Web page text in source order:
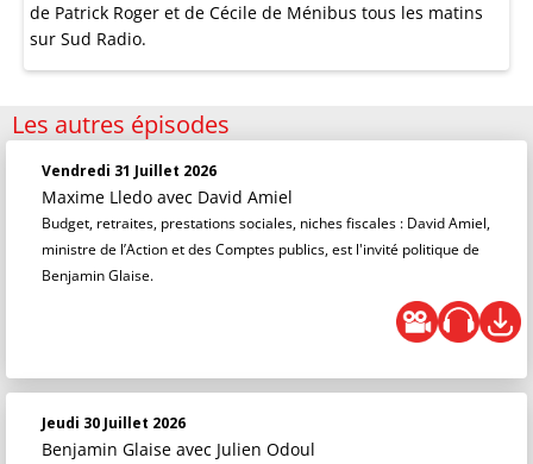
de Patrick Roger et de Cécile de Ménibus tous les matins
sur Sud Radio.
Les autres épisodes
Vendredi 31 Juillet 2026
Maxime Lledo avec David Amiel
Budget, retraites, prestations sociales, niches fiscales : David Amiel,
ministre de l’Action et des Comptes publics, est l'invité politique de
Benjamin Glaise.
Jeudi 30 Juillet 2026
Benjamin Glaise avec Julien Odoul